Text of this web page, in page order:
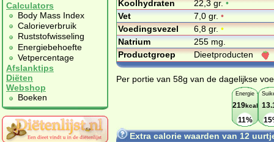
Calculators
Body Mass Index
Calorieverbruik
Ruststofwisseling
Energiebehoefte
Vetpercentage
Afslanktips
Diëten
Webshop
Boeken
Koolhydraten
22,3 gr.•
Vet
7,0 gr. •
Voedingsvezel
6,8 gr.•
Natrium
255 mg.
Productgroep
Dieetproducten
Per portie van 58g van de dagelijkse
Energie
219kcal
11%
Extra calorie waarden van 12